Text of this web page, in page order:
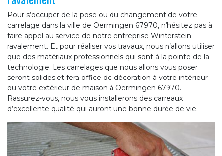
Pour s’occuper de la pose ou du changement de votre
carrelage dans la ville de Oermingen 67970, n’hésitez pas à
faire appel au service de notre entreprise Winterstein
ravalement. Et pour réaliser vos travaux, nous n’allons utiliser
que des matériaux professionnels qui sont à la pointe de la
technologie. Les carrelages que nous allons vous poser
seront solides et fera office de décoration à votre intérieur
ou votre extérieur de maison à Oermingen 67970.
Rassurez-vous, nous vous installerons des carreaux
d’excellente qualité qui auront une bonne durée de vie.